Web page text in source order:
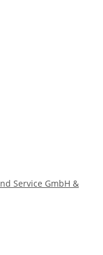
Service GmbH &